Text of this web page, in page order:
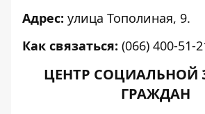
Адрес: улица Тополиная, 9.
Как связаться: (066) 400-51-
ЦЕНТР
ГРАЖДАН